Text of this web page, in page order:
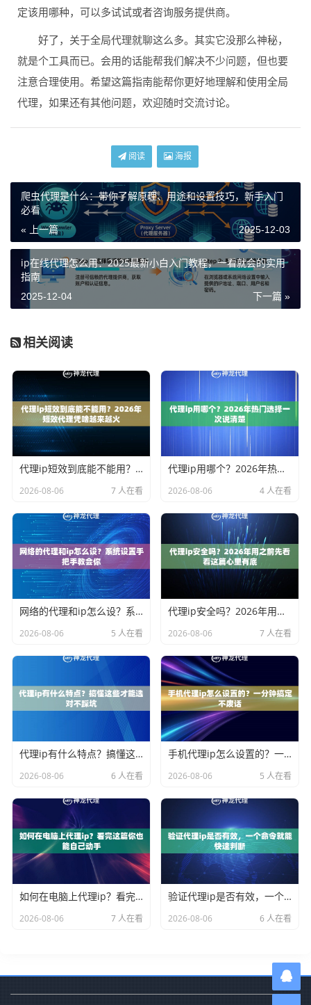
定该用哪种，可以多试试或者咨询服务提供商。
好了，关于全局代理就聊这么多。其实它没那么神秘，
就是个工具而已。会用的话能帮我们解决不少问题，但也要
注意合理使用。希望这篇指南能帮你更好地理解和使用全局
代理，如果还有其他问题，欢迎随时交流讨论。
阅读 海报
爬虫代理是什么：带你了解原理、用途和设置技巧，新手入门
必看
« 上一篇 2025-12-03
ip在线代理怎么用：2025最新小白入门教程，一看就会的实用
指南
下一篇 »
2025-12-04
相关阅读
代理ip短效到底能不能用？2026年短效代理凭啥越来越火
2026-08-06 7 人在看
代理ip用哪个？2026年热门选择一次说清楚
2026-08-06 4 人在看
网络的代理和ip怎么设？系统设置手把手教会你
2026-08-06 5 人在看
代理ip安全吗？2026年用之前先看看这篇心里有底
2026-08-06 7 人在看
代理ip有什么特点？搞懂这些才能选对不踩坑
2026-08-06 6 人在看
手机代理ip怎么设置的？一分钟搞定不废话
2026-08-06 5 人在看
如何在电脑上代理ip？看完这篇你也能自己动手
2026-08-06 7 人在看
验证代理ip是否有效，一个命令就能快速判断
2026-08-06 6 人在看